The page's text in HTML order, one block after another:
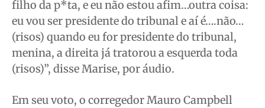
filho da p*ta, e eu não estou afim…outra coisa:
eu vou ser presidente do tribunal e aí é….não…
(risos) quando eu for presidente do tribunal,
menina, a direita já tratorou a esquerda toda
(risos)”, disse Marise, por áudio.
Em seu voto, o corregedor Mauro Campbell